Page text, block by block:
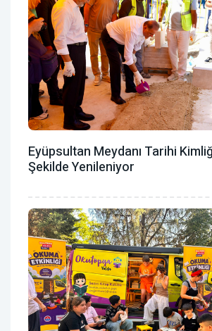
Eyüpsultan Meydanı Tarihi
Şekilde Yenileniyor